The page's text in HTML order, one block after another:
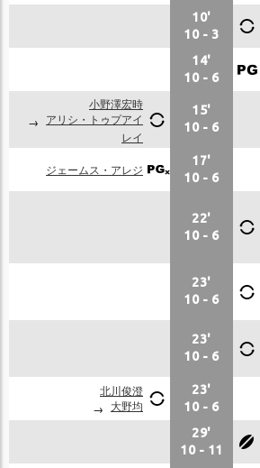
10'
10 - 3
14'
10 - 6
小野澤宏時
アリシ・トゥプアイ
レイ
15'
10 - 6
ジェームス・アレジ
17'
10 - 6
22'
10 - 6
23'
10 - 6
23'
10 - 6
北川俊澄
大野均
23'
10 - 6
29'
10 - 11